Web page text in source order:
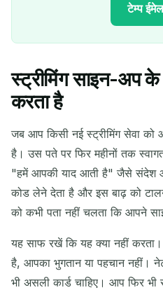
टेम्प
आपका
कॉपी
अगली ताज़ा
स्ट्रीमिंग साइन-अप के
करता है
जब आप किसी नई स्ट्रीमिंग सेवा को
है। उस पते पर फिर महीनों तक
"हमें आपकी याद आती है" जैसे संदेश
कोड लेने देता है और इस बाढ़ को
को कभी पता नहीं चलता कि आपने
यह साफ रखें कि यह क्या नहीं
है, आपका भुगतान या पहचान नहीं।
भी असली कार्ड चाहिए। आप फिर भी